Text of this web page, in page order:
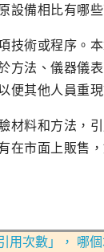
設備相比有哪些
技術或程序。
方法、儀器儀
便其他人員重現
材料和方法，
在市面上販售
用次數」， 哪